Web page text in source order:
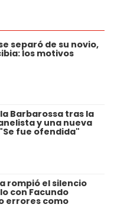
separó de su novio,
los motivos
Barbarossa tras la
y una nueva
fue ofendida"
rompió el silencio
con Facundo
errores como